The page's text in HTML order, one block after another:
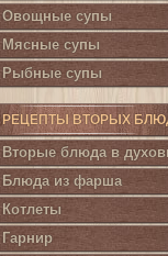
Овощные супы
Мясные супы
Рыбные супы
РЕЦЕПТЫ ВТОРЫХ
Вторые блюда в
Блюда из фарша
Котлеты
Гарнир